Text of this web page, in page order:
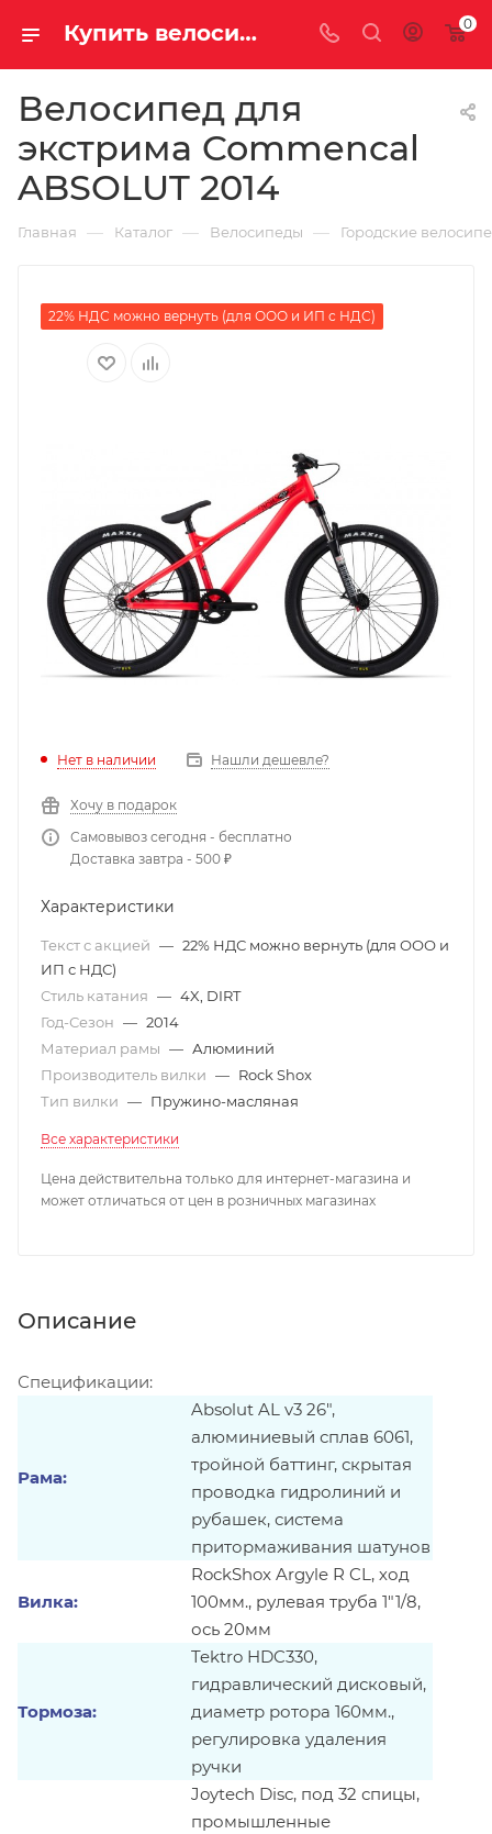
Купить велосипед для экстрима Commencal ABSOLUT 2014 за 71600.00000000 руб. в Саратове и Энгельсе 0
Велосипед для
экстрима Commencal
ABSOLUT 2014
Главная — Каталог — Велосипеды — Городские
22% НДС можно вернуть (для ООО и ИП с НДС)
Нет в наличии Нашли дешевле?
Хочу в подарок
Самовывоз сегодня - бесплатно
Доставка завтра - 500 ₽
Характеристики
Текст с акцией — 22% НДС можно вернуть (для ООО и
ИП с НДС)
Стиль катания — 4X, DIRT
Год-Сезон — 2014
Материал рамы — Алюминий
Производитель вилки — Rock Shox
Тип вилки — Пружино-масляная
Все характеристики
Цена действительна только для интернет-магазина и
может отличаться от цен в розничных магазинах
Описание
Спецификации:
Рама:
Absolut AL v3 26",
алюминиевый сплав 6061,
тройной баттинг, скрытая
проводка гидролиний и
рубашек, система
притормаживания шатунов
Вилка:
RockShox Argyle R CL, ход
100мм., рулевая труба 1"1/8,
ось 20мм
Тормоза:
Tektro HDC330,
гидравлический дисковый,
диаметр ротора 160мм.,
регулировка удаления
ручки
Joytech Disc, под 32 спицы,
промышленные